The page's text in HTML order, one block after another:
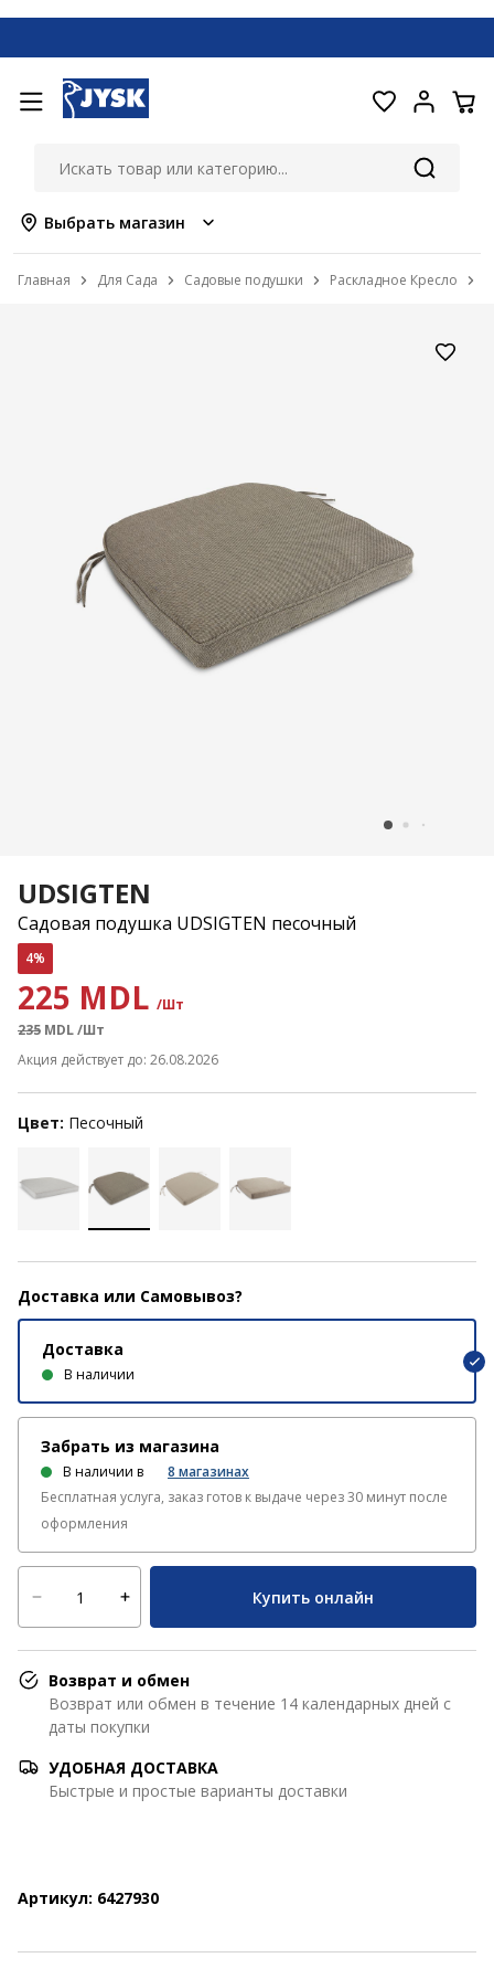
Выбрать магазин
Главная Для Сада Садовые подушки Раскладное Кресло
UDSIGTEN
Садовая подушка UDSIGTEN песочный
4%
225 MDL /Шт
235 MDL/Шт
Акция действует до: 26.08.2026
Цвет: Песочный
Доставка или Самовывоз?
Доставка
В наличии
Забрать из магазина
В наличии в 8 магазинах
Бесплатная услуга, заказ готов к выдаче через 30 минут после
оформления
Купить онлайн
Возврат и обмен
Возврат или обмен в течение 14 календарных дней с
даты покупки
УДОБНАЯ ДОСТАВКА
Быстрые и простые варианты доставки
Артикул: 6427930